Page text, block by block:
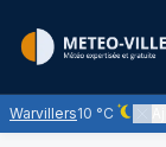
Warvillers10 °C
Ciel